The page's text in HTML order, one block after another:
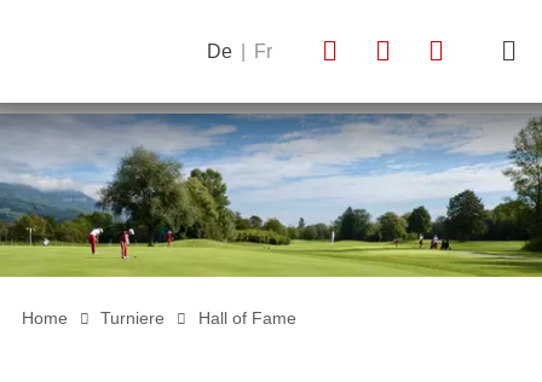
De Fr
Home Turniere Hall of Fame